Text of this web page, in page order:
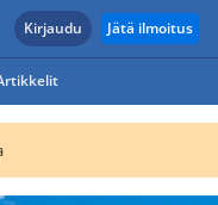
Kirjaudu Jätä ilmoitus